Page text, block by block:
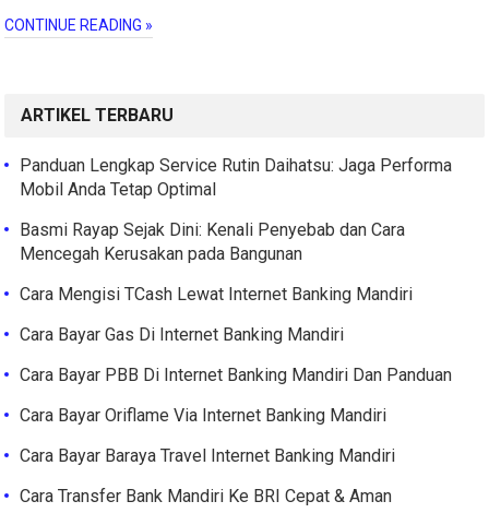
CONTINUE READING »
ARTIKEL TERBARU
Panduan Lengkap Service Rutin Daihatsu: Jaga Performa
Mobil Anda Tetap Optimal
Basmi Rayap Sejak Dini: Kenali Penyebab dan Cara
Mencegah Kerusakan pada Bangunan
Cara Mengisi TCash Lewat Internet Banking Mandiri
Cara Bayar Gas Di Internet Banking Mandiri
Cara Bayar PBB Di Internet Banking Mandiri Dan Panduan
Cara Bayar Oriflame Via Internet Banking Mandiri
Cara Bayar Baraya Travel Internet Banking Mandiri
Cara Transfer Bank Mandiri Ke BRI Cepat & Aman